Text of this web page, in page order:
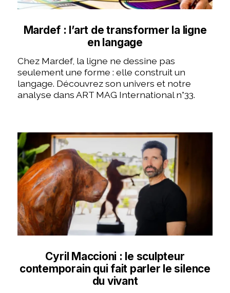
Mardef : l’art de transformer la ligne
en langage
Chez Mardef, la ligne ne dessine pas
seulement une forme : elle construit un
langage. Découvrez son univers et notre
analyse dans ART MAG International n°33.
Cyril Maccioni : le sculpteur
contemporain qui fait parler le silence
du vivant